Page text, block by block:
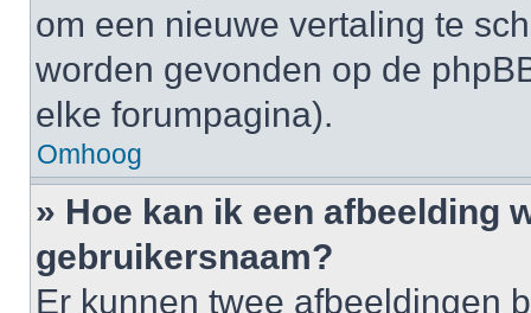
om een nieuwe vertaling te
worden gevonden op de
elke forumpagina).
Omhoog
» Hoe kan ik een afbeelding
gebruikersnaam?
Er kunnen twee afbeeldingen